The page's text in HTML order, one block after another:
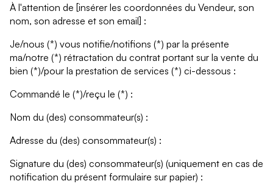
À l'attention de [insérer les coordonnées du Vendeur, son
nom, son adresse et son email] :
Je/nous (*) vous notifie/notifions (*) par la présente
ma/notre (*) rétractation du contrat portant sur la vente du
bien (*)/pour la prestation de services (*) ci-dessous :
Commandé le (*)/reçu le (*) :
Nom du (des) consommateur(s) :
Adresse du (des) consommateur(s) :
Signature du (des) consommateur(s) (uniquement en cas de
notification du présent formulaire sur papier) :